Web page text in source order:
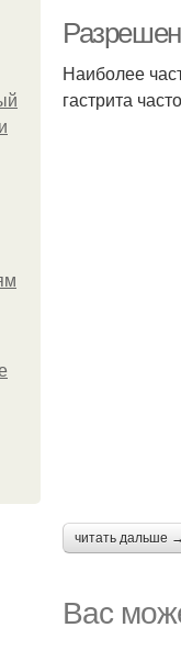
Наиболее
гастрита
читать дальше →
Вас